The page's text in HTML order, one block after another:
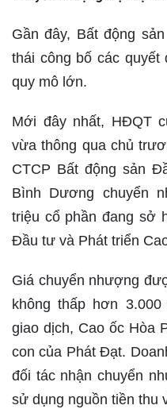
Gần đây, Bất động
thái công bố các
quy mô lớn.
Mới đây nhất, HĐQT
vừa thông qua chủ
CTCP Bất động sản
Bình Dương chuyển
triệu cổ phần đang sở
Đầu tư và Phát triển
Giá chuyển nhượng
không thấp hơn
giao dịch, Cao ốc Hòa
con của Phát Đạt.
đối tác nhận chuyển
sử dụng nguồn tiền thu